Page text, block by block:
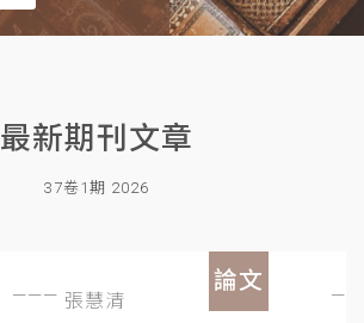
最新期刊文章
37卷1期 2026
張慧清
論文